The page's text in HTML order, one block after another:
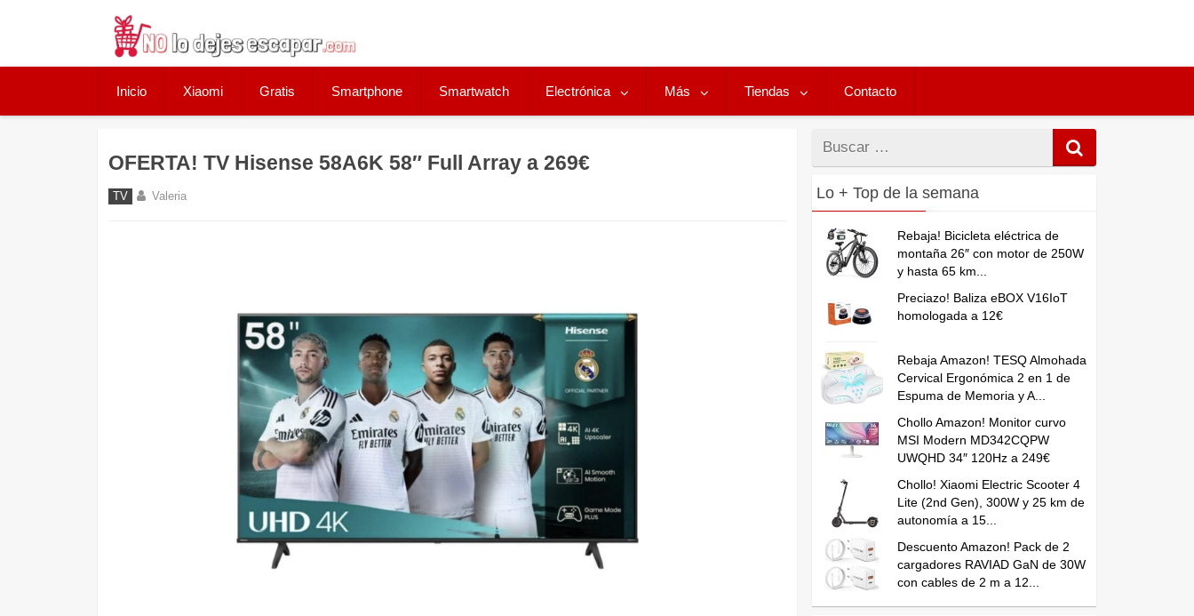
Inicio Xiaomi Gratis Smartphone Smartwatch Electrónica Más Tiendas Contacto
OFERTA! TV Hisense 58A6K 58″ Full Array a 269€
TV Valeria
Buscar
por
Lo + Top de la semana
Rebaja! Bicicleta eléctrica de
montaña 26″ con motor de 250W
y hasta 65 km...
Preciazo! Baliza eBOX V16IoT
homologada a 12€
Rebaja Amazon! TESQ Almohada
Cervical Ergonómica 2 en 1 de
Espuma de Memoria y A...
Chollo Amazon! Monitor curvo
MSI Modern MD342CQPW
UWQHD 34″ 120Hz a 249€
Chollo! Xiaomi Electric Scooter 4
Lite (2nd Gen), 300W y 25 km de
autonomía a 15...
Descuento Amazon! Pack de 2
cargadores RAVIAD GaN de 30W
con cables de 2 m a 12...